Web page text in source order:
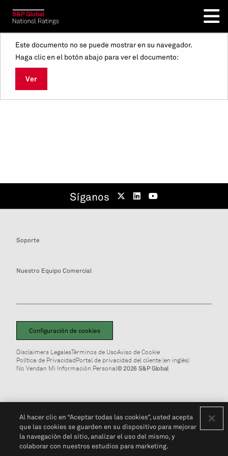
Este documento no se puede mostrar en su navegador.
Haga clic en el botón abajo para ver el documento:
Ver
Síganos
Soporte
Nuestro Equipo Comercial
Configuración de cookies
Disclaimers LegalesTérminos de UsoAviso de Cookie
Política de PrivacidadPortal de privacidad del cliente (en inglés)
No Vendan Mi Información Personal© 2026 S&P Global
Al hacer clic en “Aceptar todas las cookies”, usted acepta
que las cookies se guarden en su dispositivo para mejorar
la navegación del sitio, analizar el uso del mismo, y
colaborar con nuestros estudios para marketing.